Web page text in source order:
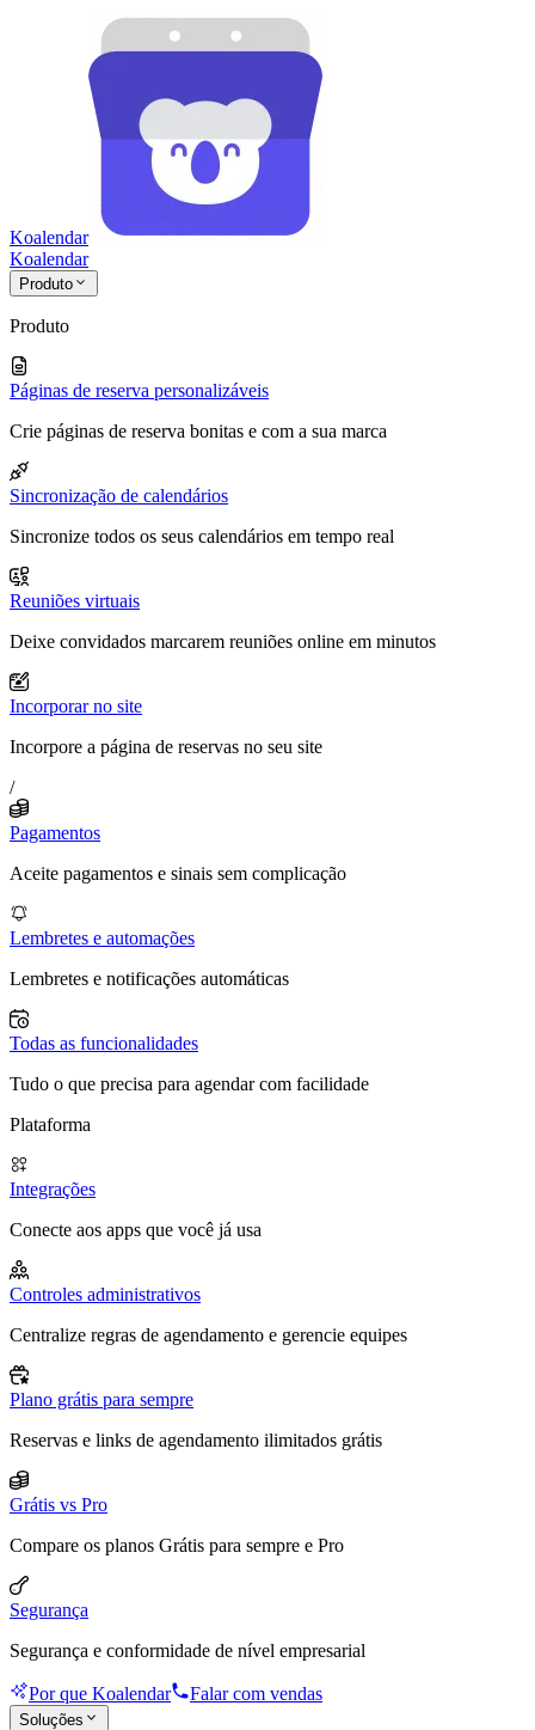
Koalendar
Koalendar
Produto
Produto
Páginas de reserva personalizáveis
Crie páginas de reserva bonitas e com a sua marca
Sincronização de calendários
Sincronize todos os seus calendários em tempo real
Reuniões virtuais
Deixe convidados marcarem reuniões online em minutos
Incorporar no site
Incorpore a página de reservas no seu site
/
Pagamentos
Aceite pagamentos e sinais sem complicação
Lembretes e automações
Lembretes e notificações automáticas
Todas as funcionalidades
Tudo o que precisa para agendar com facilidade
Plataforma
Integrações
Conecte aos apps que você já usa
Controles administrativos
Centralize regras de agendamento e gerencie equipes
Plano grátis para sempre
Reservas e links de agendamento ilimitados grátis
Grátis vs Pro
Compare os planos Grátis para sempre e Pro
Segurança
Segurança e conformidade de nível empresarial
Por que Koalendar Falar com vendas
Soluções